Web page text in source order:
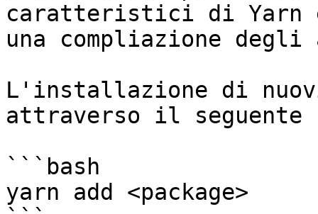
caratteristici di Yarn e
una compliazione degli
L'installazione di
attraverso il seguente
```bash
yarn add <package>